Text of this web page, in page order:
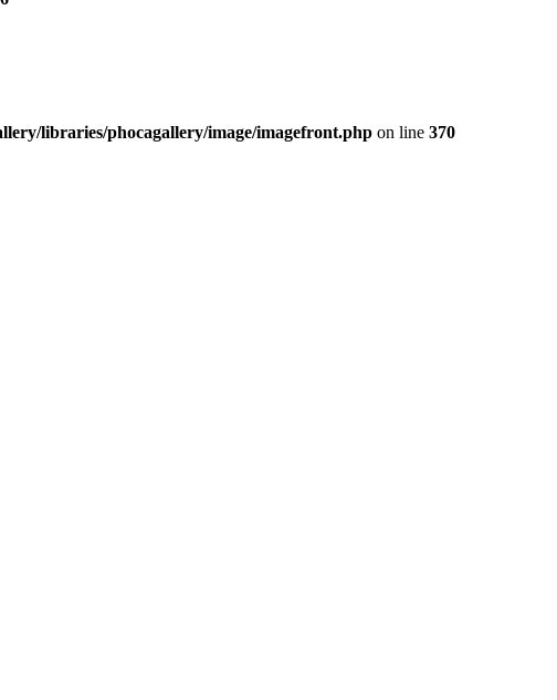
libraries/phocagallery/image/imagefront.php on line 370